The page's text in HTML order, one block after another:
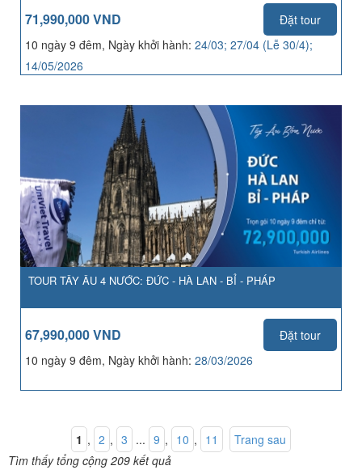
71,990,000 VND
Đặt tour
10 ngày 9 đêm, Ngày khởi hành: 24/03; 27/04 (Lễ 30/4);
14/05/2026
TOUR TÂY ÂU 4 NƯỚC: ĐỨC - HÀ LAN - BỈ - PHÁP
67,990,000 VND
Đặt tour
10 ngày 9 đêm, Ngày khởi hành: 28/03/2026
1 , 2 , 3 ... 9 , 10 , 11
Trang sau
Tìm thấy tổng cộng 209 kết quả